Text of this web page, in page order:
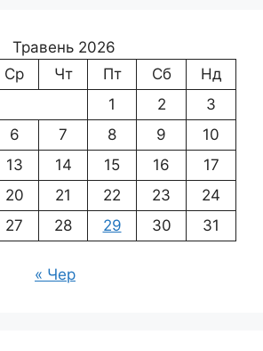
Травень 2026
Ср Чт Пт Сб
Нд
1
2
3
6 7 8 9
10
13 14 15 16
17
20 21 22 23
24
27 28 29 30 31
« Чер